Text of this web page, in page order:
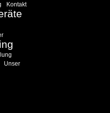
Kontakt
Unser